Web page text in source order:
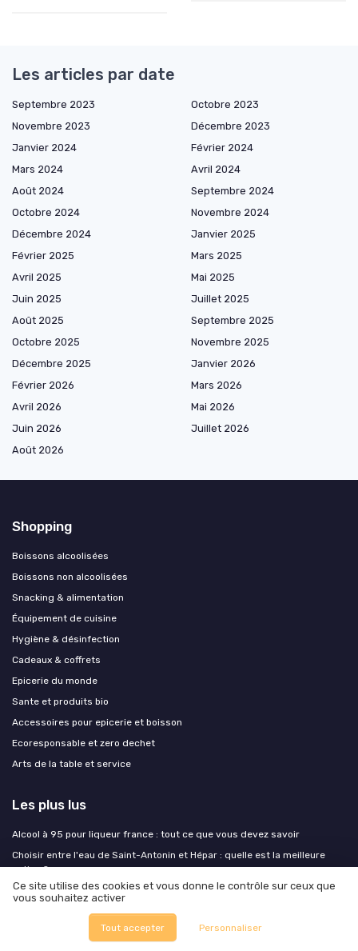
Les articles par date
Septembre 2023
Octobre 2023
Novembre 2023
Décembre 2023
Janvier 2024
Février 2024
Mars 2024
Avril 2024
Août 2024
Septembre 2024
Octobre 2024
Novembre 2024
Décembre 2024
Janvier 2025
Février 2025
Mars 2025
Avril 2025
Mai 2025
Juin 2025
Juillet 2025
Août 2025
Septembre 2025
Octobre 2025
Novembre 2025
Décembre 2025
Janvier 2026
Février 2026
Mars 2026
Avril 2026
Mai 2026
Juin 2026
Juillet 2026
Août 2026
Shopping
Boissons alcoolisées
Boissons non alcoolisées
Snacking & alimentation
Équipement de cuisine
Hygiène & désinfection
Cadeaux & coffrets
Epicerie du monde
Sante et produits bio
Accessoires pour epicerie et boisson
Ecoresponsable et zero dechet
Arts de la table et service
Les plus lus
Alcool à 95 pour liqueur france : tout ce que vous devez savoir
Choisir entre l'eau de Saint-Antonin et Hépar : quelle est la meilleure
option ?
Téléchargez gratuitement votre tableau des allergènes
Prix des alcools au pas de la case
Ce site utilise des cookies et vous donne le contrôle sur ceux que
vous souhaitez activer
Tout accepter Personnaliser